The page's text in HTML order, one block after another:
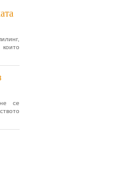
се